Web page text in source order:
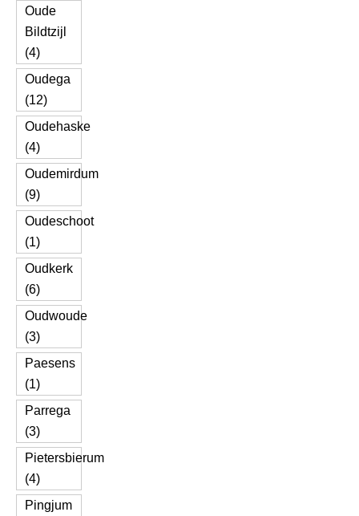
Oude
Bildtzijl
(4)
Oudega
(12)
Oudehaske
(4)
Oudemirdum
(9)
Oudeschoot
(1)
Oudkerk
(6)
Oudwoude
(3)
Paesens
(1)
Parrega
(3)
Pietersbierum
(4)
Pingjum